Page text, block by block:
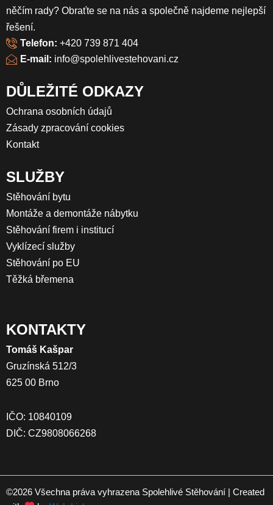
něčím rady? Obraťte se na nás a společně najdeme nejlepší
řešení.
Telefon: +420 739 871 404
E-mail: info@spolehlivestehovani.cz
DŮLEŽITÉ ODKAZY
Ochrana osobních údajů
Zásady zpracování cookies
Kontakt
SLUŽBY
Stěhování bytu
Montáže a demontáže nábytku
Stěhování firem i institucí
Vyklízecí služby
Stěhování po EU
Těžká břemena
KONTAKTY
Tomáš Kašpar
Gruzínská 512/3
625 00 Brno
IČO: 10840109
DIČ: CZ9808066268
©2026 Všechna práva vyhrazena Spolehlivé Stěhování | Created